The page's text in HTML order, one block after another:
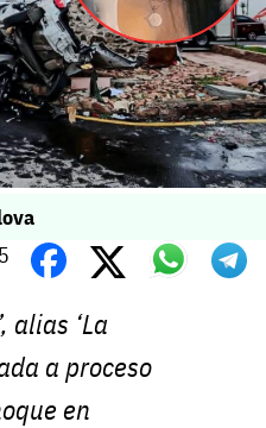
alias ‘La
a proceso
en